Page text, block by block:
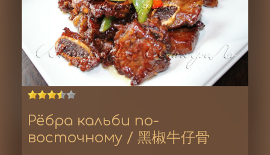
Рёбра кальби по-
восточному / 黑椒牛仔骨